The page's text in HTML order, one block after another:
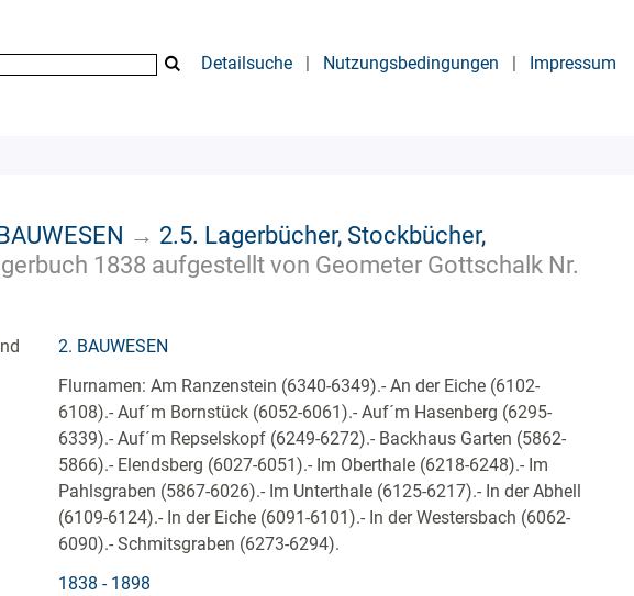
Detailsuche | Nutzungsbedingungen | Impressum
→ 2.5. Lagerbücher, Stockbücher,
1838 aufgestellt von Geometer Gottschalk Nr.
2. BAUWESEN
Flurnamen: Am Ranzenstein (6340-6349).- An der Eiche (6102-
6108).- Auf´m Bornstück (6052-6061).- Auf´m Hasenberg (6295-
6339).- Auf´m Repselskopf (6249-6272).- Backhaus Garten (5862-
5866).- Elendsberg (6027-6051).- Im Oberthale (6218-6248).- Im
Pahlsgraben (5867-6026).- Im Unterthale (6125-6217).- In der Abhell
(6109-6124).- In der Eiche (6091-6101).- In der Westersbach (6062-
6090).- Schmitsgraben (6273-6294).
1838 - 1898